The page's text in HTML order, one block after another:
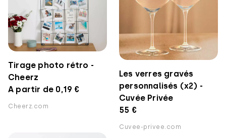
Tirage photo rétro -
Cheerz
A partir de 0,19 €
Cheerz.com
Les verres gravés
personnalisés (x2) -
Cuvée Privée
55 €
Cuvee-privee.com